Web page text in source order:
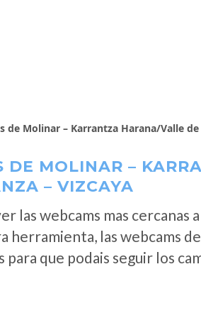
de Molinar – Karrantza Harana/Valle de
DE MOLINAR –
– VIZCAYA
las webcams mas cercanas
herramienta, las webcams
para que podais seguir los